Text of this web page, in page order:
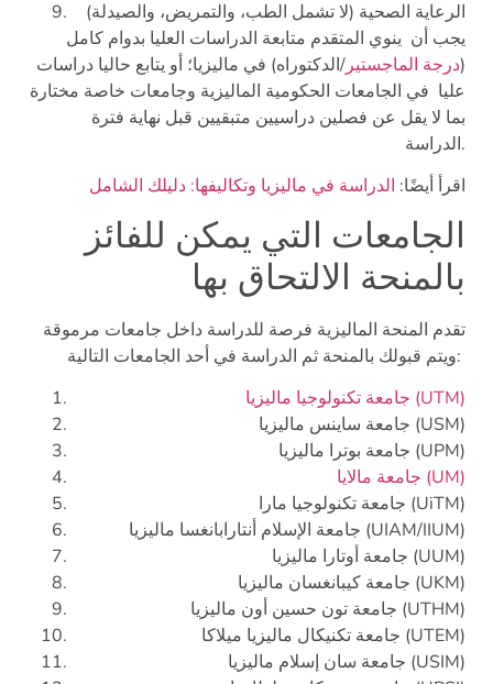
يجب أن ينوي المتقدم متابعة الدراسات العليا بدوام كامل
(درجة الماجستير/الدكتوراه) في ماليزيا؛ أو يتابع حاليا دراسات
عليا في الجامعات الحكومية الماليزية وجامعات خاصة مختارة
بما لا يقل عن فصلين دراسيين متبقيين قبل نهاية فترة
الدراسة.
اقرأ أيضًا: الدراسة في ماليزيا وتكاليفها: دليلك الشامل
الجامعات التي يمكن للفائز
بالمنحة الالتحاق بها
تقدم المنحة الماليزية فرصة للدراسة داخل جامعات مرموقة
ويتم قبولك بالمنحة ثم الدراسة في أحد الجامعات التالية:
جامعة تكنولوجيا ماليزيا (UTM)
جامعة ساينس ماليزيا (USM)
جامعة بوترا ماليزيا (UPM)
جامعة مالايا (UM)
جامعة تكنولوجيا مارا (UiTM)
جامعة الإسلام أنتارابانغسا ماليزيا (UIAM/IIUM)
جامعة أوتارا ماليزيا (UUM)
جامعة كيبانغسان ماليزيا (UKM)
جامعة تون حسين أون ماليزيا (UTHM)
جامعة تكنيكال ماليزيا ميلاكا (UTEM)
جامعة سان إسلام ماليزيا (USIM)